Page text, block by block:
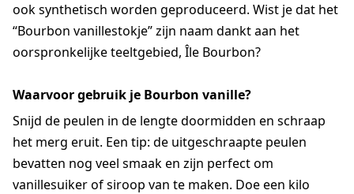
ook synthetisch worden geproduceerd. Wist je dat het
“Bourbon vanillestokje” zijn naam dankt aan het
oorspronkelijke teeltgebied, Île Bourbon?
Waarvoor gebruik je Bourbon vanille?
Snijd de peulen in de lengte doormidden en schraap
het merg eruit. Een tip: de uitgeschraapte peulen
bevatten nog veel smaak en zijn perfect om
vanillesuiker of siroop van te maken. Doe een kilo